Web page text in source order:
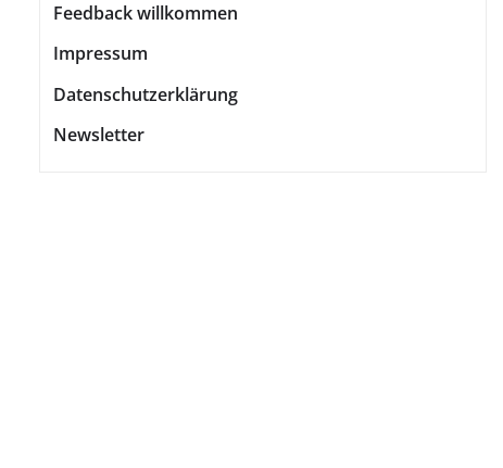
Feedback willkommen
Impressum
Datenschutzerklärung
Newsletter